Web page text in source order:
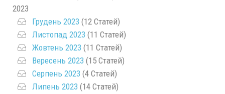
2023
Грудень 2023 (12 Статей)
Листопад 2023 (11 Статей)
Жовтень 2023 (11 Статей)
Вересень 2023 (15 Статей)
Серпень 2023 (4 Статей)
Липень 2023 (14 Статей)